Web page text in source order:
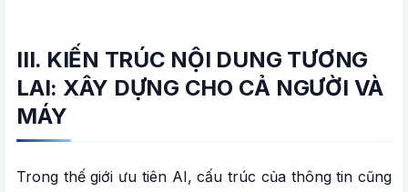
III. KIẾN TRÚC NỘI DUNG TƯƠNG
LAI: XÂY DỰNG CHO CẢ NGƯỜI VÀ
MÁY
Trong thế giới ưu tiên AI, cấu trúc của thông tin cũng